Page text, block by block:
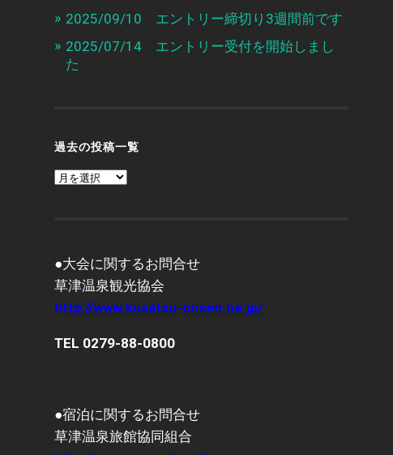
2025/09/10 エントリー締切り3週間前です
2025/07/14 エントリー受付を開始しまし
た
過去の投稿一覧
過
去
覧
●大会に関するお問合せ
草津温泉観光協会
http://www.kusatsu-onsen.ne.jp/
TEL 0279-88-0800
●宿泊に関するお問合せ
草津温泉旅館協同組合